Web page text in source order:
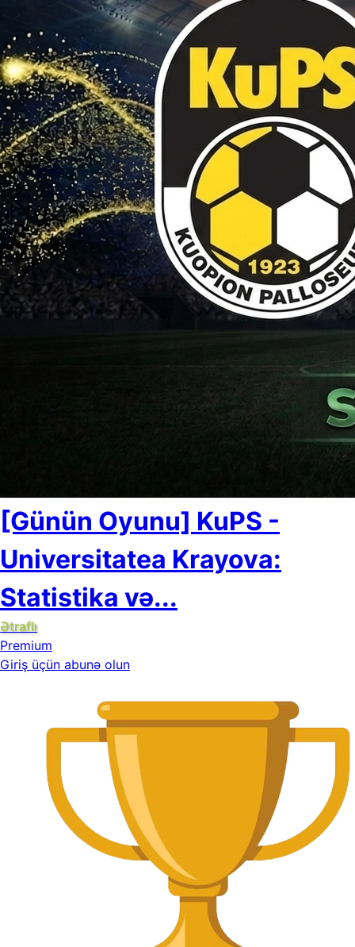
[Günün Oyunu] KuPS -
Universitatea Krayova:
Statistika və...
Ətraflı
Premium
Giriş üçün abunə olun